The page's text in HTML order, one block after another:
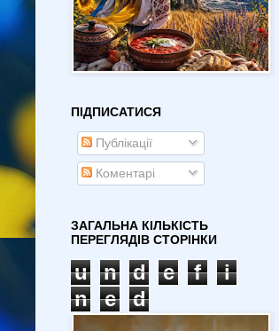
ПІДПИСАТИСЯ
Публікації
Коментарі
ЗАГАЛЬНА КІЛЬКІСТЬ
ПЕРЕГЛЯДІВ СТОРІНКИ
u n d e f
i
n
e d